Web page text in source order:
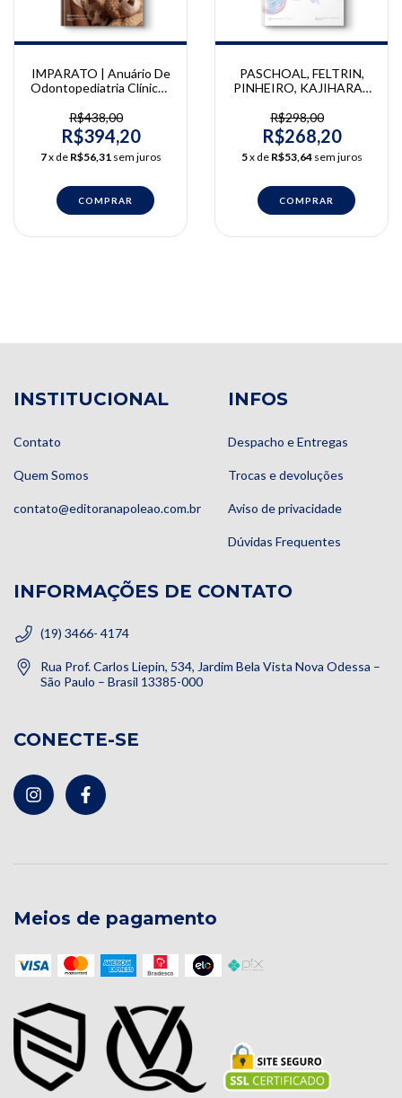
IMPARATO | Anuário De
Odontopediatria Clínica -
José Carlos Pettorossi
Imparato
R$438,00
R$394,20
7x de R$56,31 sem juros
PASCHOAL, FELTRIN,
PINHEIRO, KAJIHARA |
Desenvolvimento do
Esmalte Dentário | Marco
Paschoal, Juliana Feltrin,
Emanuella, Letícia
R$298,00
R$268,20
5x de R$53,64 sem juros
INSTITUCIONAL
Contato
Quem Somos
contato@editoranapoleao.com.br
INFOS
Despacho e Entregas
Trocas e devoluções
Aviso de privacidade
Dúvidas Frequentes
INFORMAÇÕES DE CONTATO
(19) 3466- 4174
Rua Prof. Carlos Liepin, 534, Jardim Bela Vista Nova Odessa –
São Paulo – Brasil 13385-000
CONECTE-SE
Meios de pagamento